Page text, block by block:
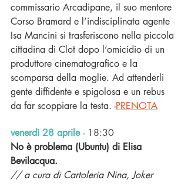
commissario Arcadipane, il suo mentore
Corso Bramard e l’indisciplinata agente
Isa Mancini si trasferiscono nella piccola
cittadina di Clot dopo l’omicidio di un
produttore cinematografico e la
scomparsa della moglie. Ad attenderli
gente diffidente e spigolosa e un rebus
da far scoppiare la testa. -PRENOTA
venerdì 28 aprile - 18:30
No è problema (Ubuntu) di Elisa
Bevilacqua.
// a cura di Cartoleria Nina, Joker